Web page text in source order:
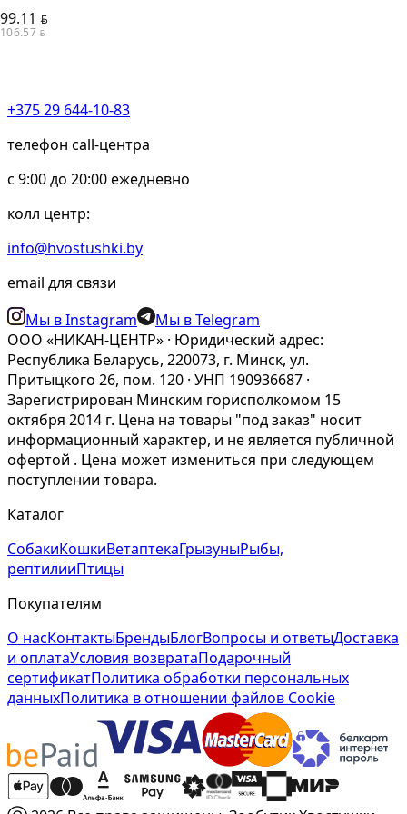
99.11 BYN
106.57 BYN
+375 29 644-10-83
телефон call-центра
c 9:00 до 20:00 ежедневно
колл центр:
info@hvostushki.by
email для связи
Мы в Instagram
Мы в Telegram
ООО «НИКАН-ЦЕНТР» · Юридический адрес:
Республика Беларусь, 220073, г. Минск, ул.
Притыцкого 26, пом. 120 · УНП 190936687 ·
Зарегистрирован Минским горисполкомом 15
октября 2014 г. Цена на товары "под заказ" носит
информационный характер, и не является публичной
офертой . Цена может измениться при следующем
поступлении товара.
Каталог
СобакиКошкиВетаптекаГрызуныРыбы,
рептилииПтицы
Покупателям
О насКонтактыБрендыБлогВопросы и ответыДоставка
и оплатаУсловия возвратаПодарочный
сертификатПолитика обработки персональных
данныхПолитика в отношении файлов Cookie